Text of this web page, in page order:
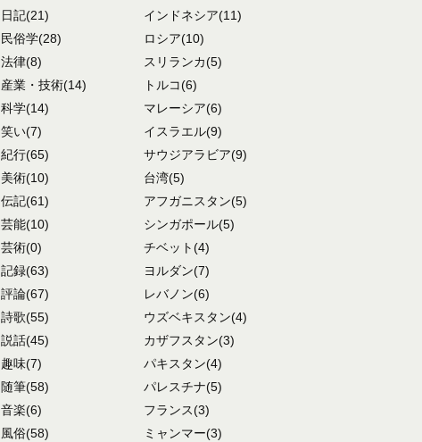
日記(21)
民俗学(28)
法律(8)
産業・技術(14)
科学(14)
笑い(7)
紀行(65)
美術(10)
伝記(61)
芸能(10)
芸術(0)
記録(63)
評論(67)
詩歌(55)
説話(45)
趣味(7)
随筆(58)
音楽(6)
風俗(58)
インドネシア(11)
ロシア(10)
スリランカ(5)
トルコ(6)
マレーシア(6)
イスラエル(9)
サウジアラビア(9)
台湾(5)
アフガニスタン(5)
シンガポール(5)
チベット(4)
ヨルダン(7)
レバノン(6)
ウズベキスタン(4)
カザフスタン(3)
パキスタン(4)
パレスチナ(5)
フランス(3)
ミャンマー(3)